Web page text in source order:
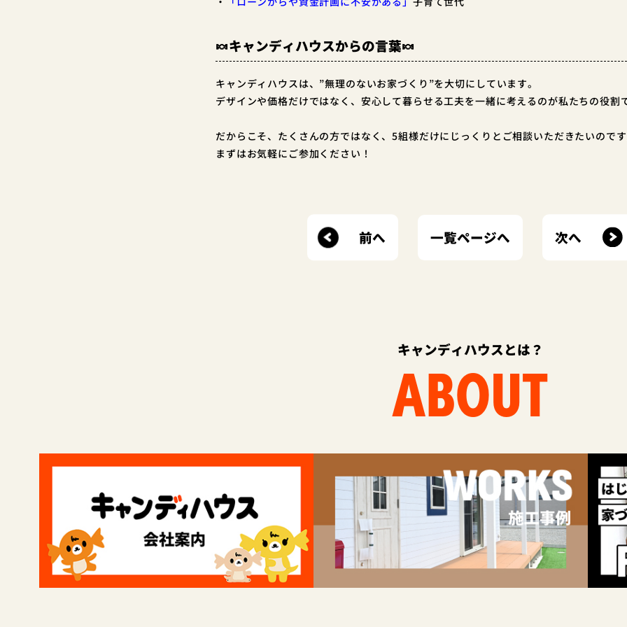
🍬キャンディハウスからの言葉🍬
キャンディハウスは、”無理のないお家づくり”を大切にしています。
デザインや価格だけではなく、安心して暮らせる工夫を一緒に考えるのが私たちの役割で
だからこそ、たくさんの方ではなく、5組様だけにじっくりとご相談いただきたいのです
まずはお気軽にご参加ください！
前へ 一覧ページへ 次へ
キャンディハウスとは？
ABOUT